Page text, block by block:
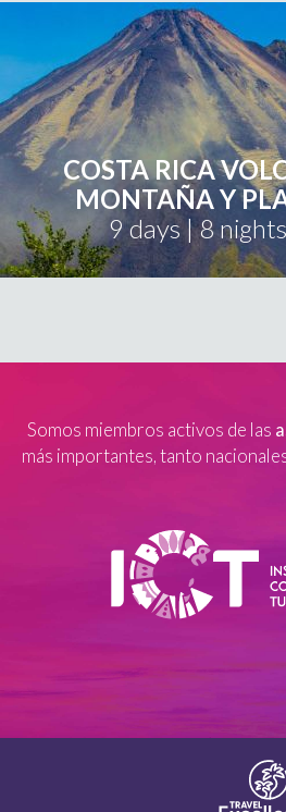
COSTA RICA
MONTAÑA Y
9 days | 8 nights
Somos miembros activos de las
más importantes, tanto